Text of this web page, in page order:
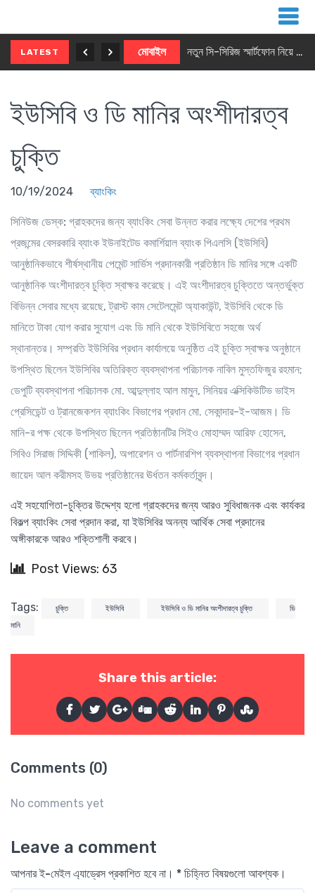
LATEST মোবাইল নতুন সি-সিরিজ স্মার্টফোন নিয়ে আসছে রিয়েলমি
ইউসিবি ও ডি মানির অংশীদারত্ব
চুক্তি
10/19/2024 ব্যাংকিং
সিনিউজ ডেস্ক: গ্রাহকদের জন্য ব্যাংকিং সেবা উন্নত করার লক্ষ্যে দেশের প্রথম
প্রজন্মের বেসরকারি ব্যাংক ইউনাইটেড কমার্শিয়াল ব্যাংক পিএলসি (ইউসিবি)
আনুষ্ঠানিকভাবে শীর্ষস্থানীয় পেমেন্ট সার্ভিস প্রদানকারী প্রতিষ্ঠান ডি মানির সঙ্গে একটি
আনুষ্ঠানিক অংশীদারত্ব চুক্তি স্বাক্ষর করেছে। এই অংশীদারত্ব চুক্তিতে অন্তর্ভুক্ত
বিভিন্ন সেবার মধ্যে রয়েছে,ট্রাস্ট কাম সেটেলমেন্ট অ্যাকাউন্ট, ইউসিবি থেকে ডি
মানিতে টাকা যোগ করার সুযোগ এবং ডি মানি থেকে ইউসিবিতে সহজে অর্থ
স্থানান্তর। সম্প্রতি ইউসিবির প্রধান কার্যালয়ে অনুষ্ঠিত এই চুক্তি স্বাক্ষর অনুষ্ঠানে
উপস্থিত ছিলেন ইউসিবির অতিরিক্ত ব্যবস্থাপনা পরিচালক নাবিল মুস্তফিজুর রহমান;
ডেপুটি ব্যবস্থাপনা পরিচালক মো. আব্দুল্লাহ আল মামুন, সিনিয়র এক্সিকিউটিভ ভাইস
প্রেসিডেন্ট ও ট্রানজেকশন ব্যাংকিং বিভাগের প্রধান মো. সেকান্দার-ই-আজম। ডি
মানি-র পক্ষ থেকে উপস্থিত ছিলেন প্রতিষ্ঠানটির সিইও মোহাম্মদ আরিফ হোসেন,
সিবিও সিরাজ সিদ্দিকী (শাকিল), অপারেশন ও পার্টনারশিপ ব্যবস্থাপনা বিভাগের প্রধান
জায়েদ আল করীমসহ উভয় প্রতিষ্ঠানের ঊর্ধতন কর্মকর্তাবৃন্দ।
এই সহযোগিতা-চুক্তির উদ্দেশ্য হলো গ্রাহকদের জন্য আরও সুবিধাজনক এবং কার্যকর
বিকল্প ব্যাংকিং সেবা প্রদান করা, যা ইউসিবির অনন্য আর্থিক সেবা প্রদানের
অঙ্গীকারকে আরও শক্তিশালী করবে।
Post Views: 63
Tags: চুক্তি ইউসিবি ইউসিবি ও ডি মানির অংশীদারত্ব চুক্তি
ডি
মানি
Share this article:
Comments (0)
No comments yet
Leave a comment
আপনার ই-মেইল এ্যাড্রেস প্রকাশিত হবে না। * চিহ্নিত বিষয়গুলো আবশ্যক।